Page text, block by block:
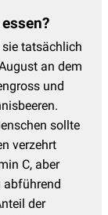
sie tatsächlich
an dem
und
sollte
verzehrt
C, aber
abführend
der